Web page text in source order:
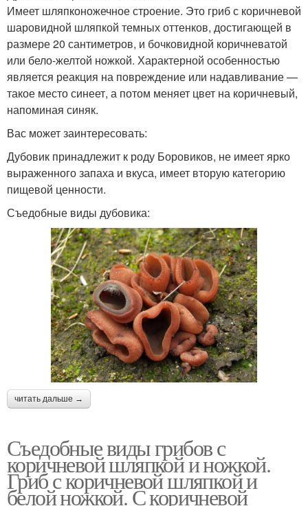
Имеет шляпконожечное строение. Это гриб с коричневой
шаровидной шляпкой темных оттенков, достигающей в
размере 20 сантиметров, и бочковидной коричневатой
или бело-желтой ножкой. Характерной особенностью
является реакция на повреждение или надавливание —
такое место синеет, а потом меняет цвет на коричневый,
напоминая синяк.
Вас может заинтересовать:
Дубовик принадлежит к роду Боровиков, не имеет ярко
выраженного запаха и вкуса, имеет вторую категорию
пищевой ценности.
Съедобные виды дубовика:
читать дальше →
Съедобные виды грибов с
коричневой шляпкой и ножкой.
Гриб с коричневой шляпкой и
белой ножкой. С коричневой